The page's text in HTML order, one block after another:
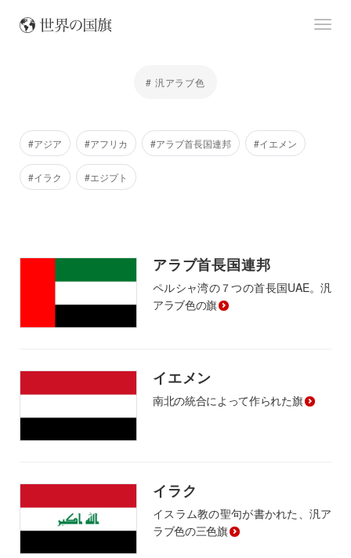
# 汎アラブ色
#アジア #アフリカ #アラブ首長国連邦 #イエメン
#イラク #エジプト
アラブ首長国連邦
ペルシャ湾の７つの首長国UAE。汎
アラブ色の旗
イエメン
南北の統合によって作られた旗
イラク
イスラム教の聖句が書かれた、汎ア
ラブ色の三色旗